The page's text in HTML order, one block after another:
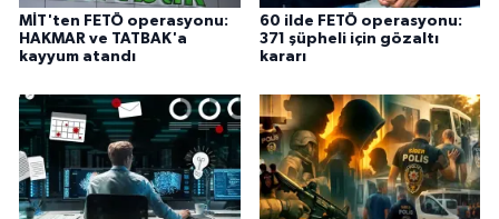
MİT'ten FETÖ operasyonu:
HAKMAR ve TATBAK'a
kayyum atandı
60 ilde FETÖ operasyonu:
371 şüpheli için gözaltı
kararı